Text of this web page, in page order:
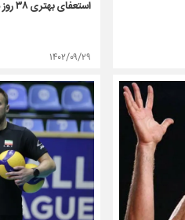
استعفای بهتری ۳۸ روز مانده به پایان ریاستش
۱۴۰۲/۰۹/۲۹